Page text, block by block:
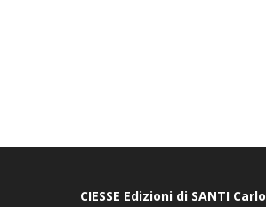
CIESSE Edizioni di SANTI Carlo